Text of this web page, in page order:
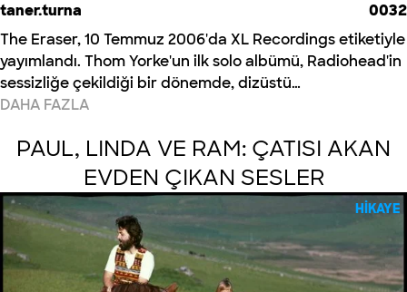
taner.turna
0032
The Eraser, 10 Temmuz 2006'da XL Recordings etiketiyle
yayımlandı. Thom Yorke'un ilk solo albümü, Radiohead'in
sessizliğe çekildiği bir dönemde, dizüstü…
DAHA FAZLA
PAUL, LINDA VE RAM: ÇATISI AKAN
EVDEN ÇIKAN SESLER
HIKAYE